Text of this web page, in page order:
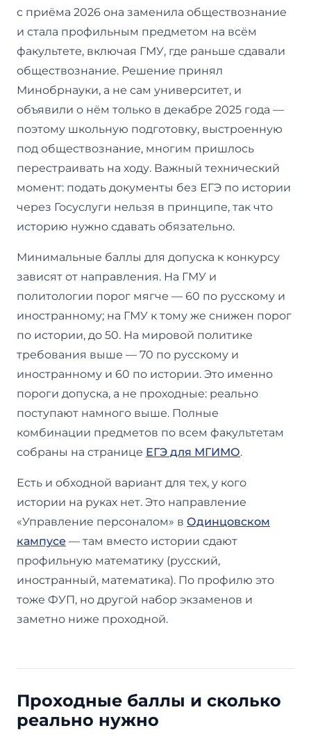
с приёма 2026 она заменила обществознание
и стала профильным предметом на всём
факультете, включая ГМУ, где раньше сдавали
обществознание. Решение принял
Минобрнауки, а не сам университет, и
объявили о нём только в декабре 2025 года —
поэтому школьную подготовку, выстроенную
под обществознание, многим пришлось
перестраивать на ходу. Важный технический
момент: подать документы без ЕГЭ по истории
через Госуслуги нельзя в принципе, так что
историю нужно сдавать обязательно.
Минимальные баллы для допуска к конкурсу
зависят от направления. На ГМУ и
политологии порог мягче — 60 по русскому и
иностранному; на ГМУ к тому же снижен порог
по истории, до 50. На мировой политике
требования выше — 70 по русскому и
иностранному и 60 по истории. Это именно
пороги допуска, а не проходные: реально
поступают намного выше. Полные
комбинации предметов по всем факультетам
собраны на странице ЕГЭ для МГИМО.
Есть и обходной вариант для тех, у кого
истории на руках нет. Это направление
«Управление персоналом» в Одинцовском
кампусе — там вместо истории сдают
профильную математику (русский,
иностранный, математика). По профилю это
тоже ФУП, но другой набор экзаменов и
заметно ниже проходной.
Проходные баллы и сколько
реально нужно